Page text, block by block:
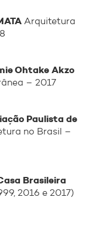
Arquitetura
Ohtake Akzo
– 2017
Paulista de
no Brasil –
Brasileira
2016 e 2017)